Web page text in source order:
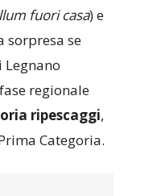
fuori casa) e
sorpresa se
regionale
ripescaggi,
Categoria.